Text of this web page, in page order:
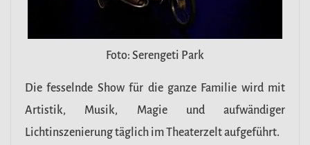
Foto: Serengeti Park
Die fesselnde Show für die ganze Familie wird mit
Artistik, Musik, Magie und aufwändiger
Lichtinszenierung täglich im Theaterzelt aufgeführt.